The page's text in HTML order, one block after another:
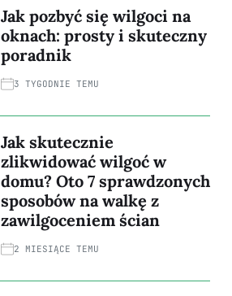
Jak pozbyć się wilgoci na
oknach: prosty i skuteczny
poradnik
3 TYGODNIE TEMU
Jak skutecznie
zlikwidować wilgoć w
domu? Oto 7 sprawdzonych
sposobów na walkę z
zawilgoceniem ścian
2 MIESIĄCE TEMU